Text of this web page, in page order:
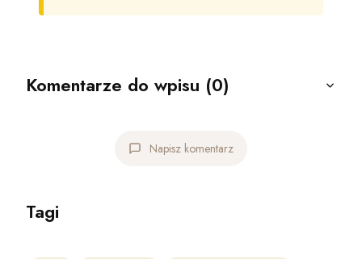
Komentarze do wpisu (0)
Napisz komentarz
Tagi